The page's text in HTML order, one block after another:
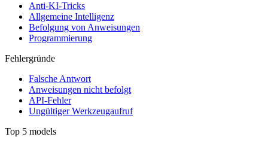
Anti-KI-Tricks
Allgemeine Intelligenz
Befolgung von Anweisungen
Programmierung
Fehlergründe
Falsche Antwort
Anweisungen nicht befolgt
API-Fehler
Ungültiger Werkzeugaufruf
Top 5 models